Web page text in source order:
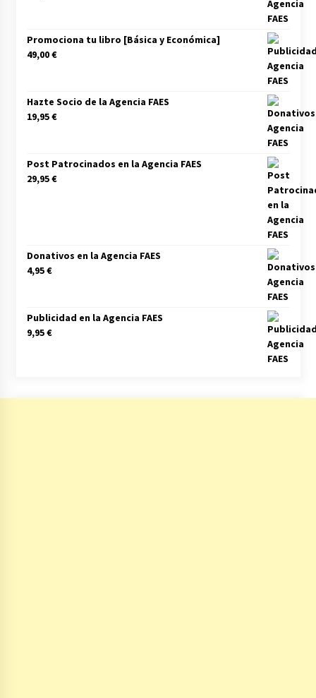
Promociona tu libro [Básica y Económica]
49,00€
Hazte Socio de la Agencia FAES
19,95€
Post Patrocinados en la Agencia FAES
29,95€
Donativos en la Agencia FAES
4,95€
Publicidad en la Agencia FAES
9,95€